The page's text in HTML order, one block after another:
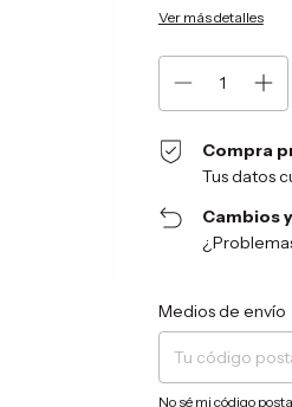
Ver más detalles
Compra
Tus datos
Cambios
Entregas para el CP:
Medios de envío
No sé mi código